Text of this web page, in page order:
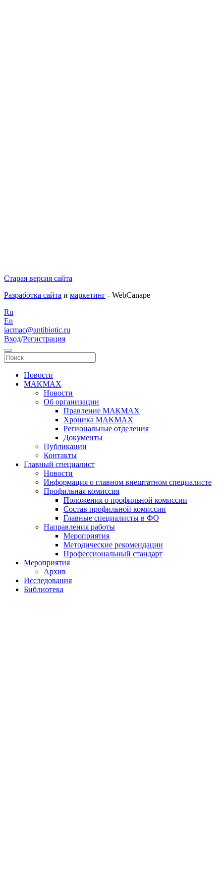
Старая версия сайта
Разработка сайта и маркетинг - WebCanape
Ru
En
iacmac@antibiotic.ru
Вход/Регистрация
Новости
MAKMAX
Новости
Об организации
Правление МАКМАХ
Хроника MAKMAX
Региональные отделения
Документы
Публикации
Контакты
Главный специалист
Новости
Информация о главном внештатном специалисте
Профильная комиссия
Положения о профильной комиссии
Состав профильной комиссии
Главные специалисты в ФО
Направления работы
Мероприятия
Методические рекомендации
Профессиональный стандарт
Мероприятия
Архив
Исследования
Библиотека